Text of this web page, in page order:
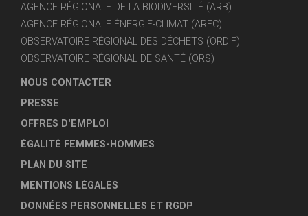
AGENCE RÉGIONALE DE LA BIODIVERSITÉ (ARB)
AGENCE RÉGIONALE ÉNERGIE-CLIMAT (AREC)
OBSERVATOIRE RÉGIONAL DES DÉCHETS (ORDIF)
OBSERVATOIRE RÉGIONAL DE SANTÉ (ORS)
NOUS CONTACTER
PRESSE
OFFRES D'EMPLOI
ÉGALITÉ FEMMES-HOMMES
PLAN DU SITE
MENTIONS LÉGALES
DONNÉES PERSONNELLES ET RGDP